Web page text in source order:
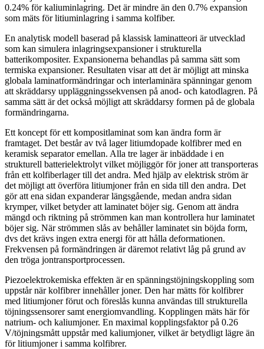
0.24% för kaliuminlagring. Det är mindre än den 0.7% expansion
som mäts för litiuminlagring i samma kolfiber.
En analytisk modell baserad på klassisk laminatteori är utvecklad
som kan simulera inlagringsexpansioner i strukturella
batterikompositer. Expansionerna behandlas på samma sätt som
termiska expansioner. Resultaten visar att det är möjligt att minska
globala laminatformändringar och interlaminära spänningar genom
att skräddarsy uppläggningssekvensen på anod- och katodlagren. På
samma sätt är det också möjligt att skräddarsy formen på de globala
formändringarna.
Ett koncept för ett kompositlaminat som kan ändra form är
framtaget. Det består av två lager litiumdopade kolfibrer med en
keramisk separator emellan. Alla tre lager är inbäddade i en
strukturell batterielektrolyt vilket möjliggör för joner att transporteras
från ett kolfiberlager till det andra. Med hjälp av elektrisk ström är
det möjligt att överföra litiumjoner från en sida till den andra. Det
gör att ena sidan expanderar längsgående, medan andra sidan
krymper, vilket betyder att laminatet böjer sig. Genom att ändra
mängd och riktning på strömmen kan man kontrollera hur laminatet
böjer sig. När strömmen slås av behåller laminatet sin böjda form,
dvs det krävs ingen extra energi för att hålla deformationen.
Frekvensen på formändringen är däremot relativt låg på grund av
den tröga jontransportprocessen.
Piezoelektrokemiska effekten är en spänningstöjningskoppling som
uppstår när kolfibrer innehåller joner. Den har mätts för kolfibrer
med litiumjoner förut och föreslås kunna användas till strukturella
töjningssensorer samt energiomvandling. Kopplingen mäts här för
natrium- och kaliumjoner. En maximal kopplingsfaktor på 0.26
V/töjningsmått uppstår med kaliumjoner, vilket är betydligt lägre än
för litiumjoner i samma kolfibrer.